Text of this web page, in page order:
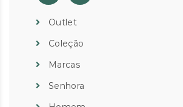
Outlet
Coleção
Marcas
Senhora